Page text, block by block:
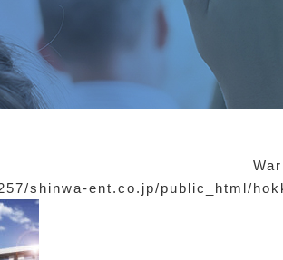
shinwa-ent.co.jp/public_html/